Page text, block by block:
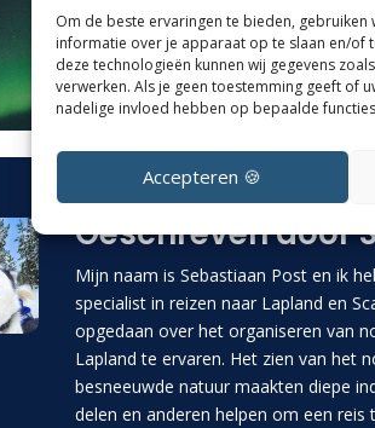
Om de beste ervaringen te bieden,
informatie over je apparaat op te slaan en/of
deze technologieën kunnen wij gegevens
verwerken. Als je geen toestemming geeft of
nadelige invloed hebben op bepaalde
Accepteren 🍪
Boek
Geschreven door
Mijn naam is Sebastiaan Post en ik
specialist in reizen naar Lapland en
opgedaan over het organiseren van
Lapland te ervaren. Het zien van het
besneeuwde natuur maakten diepe
delen en anderen helpen om een reis